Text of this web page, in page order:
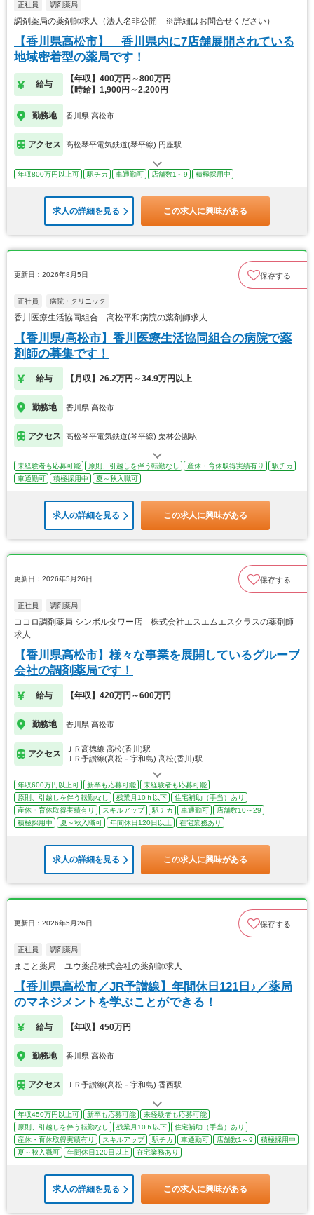
正社員 調剤薬局
調剤薬局の薬剤師求人（法人名非公開 ※詳細はお問合せください）
【香川県高松市】 香川県内に7店舗展開されている
地域密着型の薬局です！
給与
【年収】400万円～800万円
【時給】1,900円～2,200円
勤務地 香川県 高松市
アクセス 高松琴平電気鉄道(琴平線) 円座駅
年収800万円以上可 駅チカ 車通勤可 店舗数1～9 積極採用中
求人の詳細を見る この求人に興味がある
更新日：2026年8月5日 保存する
正社員 病院・クリニック
香川医療生活協同組合 高松平和病院の薬剤師求人
【香川県/高松市】香川医療生活協同組合の病院で薬
剤師の募集です！
給与 【月収】26.2万円～34.9万円以上
勤務地 香川県 高松市
アクセス 高松琴平電気鉄道(琴平線) 栗林公園駅
未経験者も応募可能 原則、引越しを伴う転勤なし 産休・育休取得実績有り
駅チカ
車通勤可
積極採用中 夏～秋入職可
求人の詳細を見る この求人に興味がある
更新日：2026年5月26日 保存する
正社員 調剤薬局
ココロ調剤薬局 シンボルタワー店 株式会社エスエムエスクラスの薬剤師
求人
【香川県高松市】様々な事業を展開しているグループ
会社の調剤薬局です！
給与 【年収】420万円～600万円
勤務地 香川県 高松市
アクセス
ＪＲ高徳線 高松(香川)駅
ＪＲ予讃線(高松－宇和島) 高松(香川)駅
年収600万円以上可 新卒も応募可能
未経験者も応募可能
原則、引越しを伴う転勤なし
残業月10ｈ以下
住宅補助（手当）あり
産休・育休取得実績有り
スキルアップ 駅チカ 車通勤可
店舗数10～29
積極採用中
夏～秋入職可 年間休日120日以上 在宅業務あり
求人の詳細を見る この求人に興味がある
更新日：2026年5月26日 保存する
正社員 調剤薬局
まこと薬局 ユウ薬品株式会社の薬剤師求人
【香川県高松市／JR予讃線】年間休日121日♪／薬局
のマネジメントを学ぶことができる！
給与 【年収】450万円
勤務地 香川県 高松市
アクセス ＪＲ予讃線(高松－宇和島) 香西駅
年収450万円以上可 新卒も応募可能
未経験者も応募可能
原則、引越しを伴う転勤なし
残業月10ｈ以下
住宅補助（手当）あり
産休・育休取得実績有り
スキルアップ 駅チカ 車通勤可 店舗数1～9
積極採用中
夏～秋入職可
年間休日120日以上 在宅業務あり
求人の詳細を見る この求人に興味がある